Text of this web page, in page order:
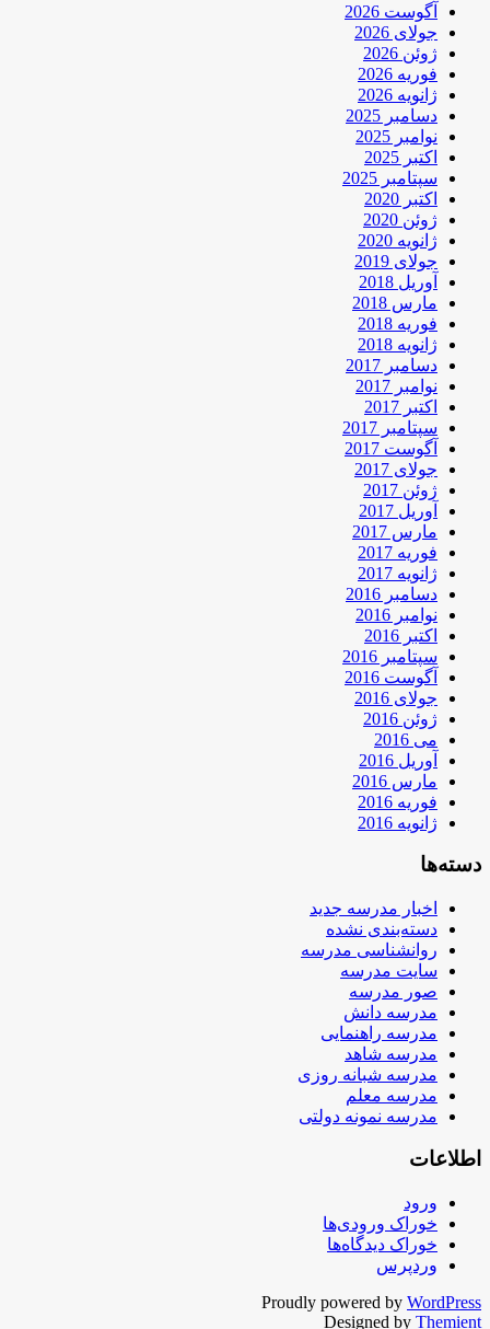
آگوست 2026
جولای 2026
ژوئن 2026
فوریه 2026
ژانویه 2026
دسامبر 2025
نوامبر 2025
اکتبر 2025
سپتامبر 2025
اکتبر 2020
ژوئن 2020
ژانویه 2020
جولای 2019
آوریل 2018
مارس 2018
فوریه 2018
ژانویه 2018
دسامبر 2017
نوامبر 2017
اکتبر 2017
سپتامبر 2017
آگوست 2017
جولای 2017
ژوئن 2017
آوریل 2017
مارس 2017
فوریه 2017
ژانویه 2017
دسامبر 2016
نوامبر 2016
اکتبر 2016
سپتامبر 2016
آگوست 2016
جولای 2016
ژوئن 2016
می 2016
آوریل 2016
مارس 2016
فوریه 2016
ژانویه 2016
دسته‌ها
اخبار مدرسه جدید
دسته‌بندی نشده
روانشناسی مدرسه
سایت مدرسه
صور مدرسه
مدرسه دانش
مدرسه راهنمایی
مدرسه شاهد
مدرسه شبانه روزی
مدرسه معلم
مدرسه نمونه دولتی
اطلاعات
ورود
خوراک ورودی‌ها
خوراک دیدگاه‌ها
وردپرس
Proudly powered by WordPress
Designed by Themient